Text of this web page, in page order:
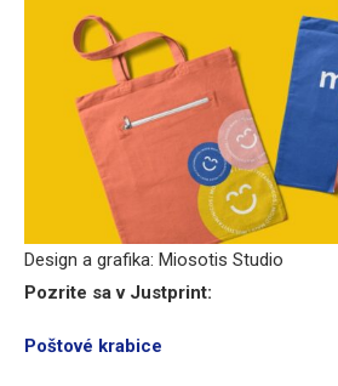
Design a grafika: Miosotis Studio
Pozrite sa v Justprint:
Poštové krabice